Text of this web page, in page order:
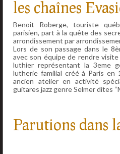
les chaînes
Benoit Roberge, touriste
parisien, part à la quête des
arrondissement par
Lors de son passage dans le
avec son équipe de rendre
luthier représentant la 3eme
lutherie familial créé à Paris en
ancien atelier en activité
guitares jazz genre Selmer dites
Parutions dans